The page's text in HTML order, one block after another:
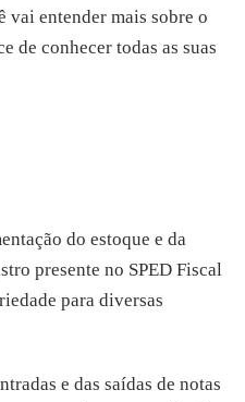
vai entender mais sobre o
de conhecer todas as suas
do estoque e da
presente no SPED Fiscal
para diversas
e das saídas de notas